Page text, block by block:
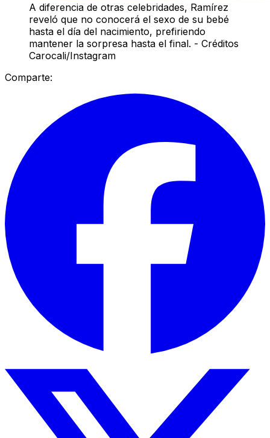
A diferencia de otras celebridades, Ramírez
reveló que no conocerá el sexo de su bebé
hasta el día del nacimiento, prefiriendo
mantener la sorpresa hasta el final. - Créditos
Carocali/Instagram
Comparte: